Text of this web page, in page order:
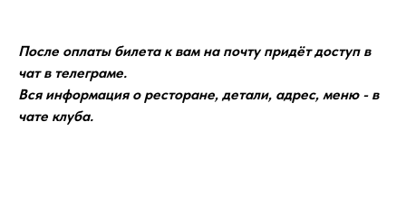
После оплаты билета к вам на почту придёт доступ в
чат в телеграме.
Вся информация о ресторане, детали, адрес, меню - в
чате клуба.